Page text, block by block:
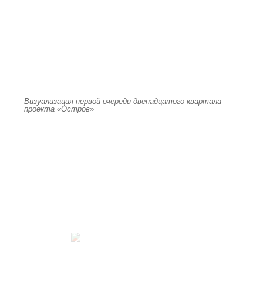
Визуализация первой очереди двенадцатого квартала
проекта «Остров»